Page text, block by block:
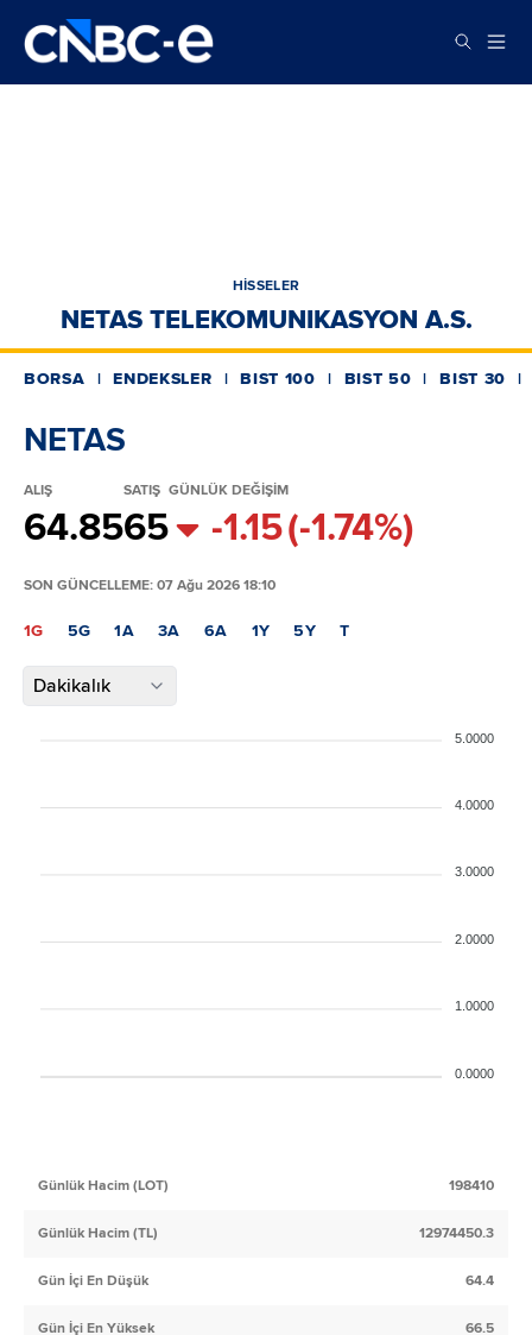
HİSSELER
NETAS TELEKOMUNIKASYON A.S.
BORSA ENDEKSLER BIST 100 BIST 50 BIST 30
NETAS
ALIŞ
64.85
SATIŞ
65
GÜNLÜK DEĞİŞİM
-1.15(-1.74%)
SON GÜNCELLEME: 07 Ağu 2026 18:10
1G 5G 1A 3A 6A 1Y 5Y T
Dakikalık
5.0000
4.0000
3.0000
2.0000
1.0000
0.0000
Günlük Hacim (LOT) 198410
Günlük Hacim (TL) 12974450.3
Gün İçi En Düşük 64.4
Gün İçi En Yüksek 66.5